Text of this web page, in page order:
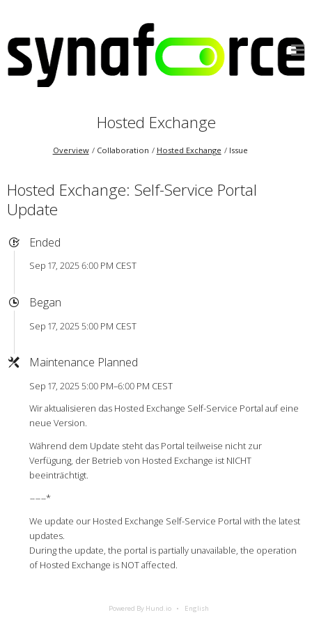
Hosted Exchange
Overview Collaboration Hosted Exchange Issue
Hosted Exchange: Self-Service Portal
Update
Ended
Sep 17, 2025 6:00 PM CEST
Began
Sep 17, 2025 5:00 PM CEST
Maintenance Planned
Sep 17, 2025 5:00 PM–6:00 PM CEST
Wir aktualisieren das Hosted Exchange Self-Service Portal auf eine
neue Version.
Während dem Update steht das Portal teilweise nicht zur
Verfügung, der Betrieb von Hosted Exchange ist NICHT
beeinträchtigt.
------*
We update our Hosted Exchange Self-Service Portal with the latest
updates.
During the update, the portal is partially unavailable, the operation
of Hosted Exchange is NOT affected.
Powered By Hund.io English